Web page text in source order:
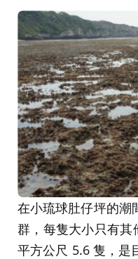
在小琉球肚仔坪的潮
群，每隻大小只有
平方公尺 5.6 隻，是